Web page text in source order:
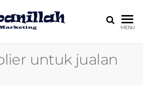
HARGA
MIRING
4.0,jasa digital
MENU
untuk jualan